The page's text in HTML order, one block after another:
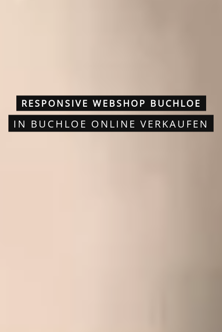
RESPONSIVE WEBSHOP BUCHLOE
IN BUCHLOE ONLINE VERKAUFEN